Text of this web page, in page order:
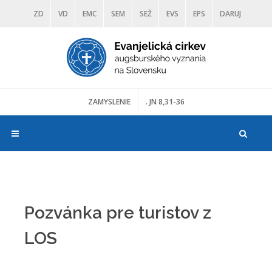
ZD VD EMC SEM SEŽ EVS EPS DARUJ
DIAKONIA ŠKOLY TRANOSCIUS
ZAMYSLENIE . JN 8,31-36
Pozvánka pre turistov z
LOS